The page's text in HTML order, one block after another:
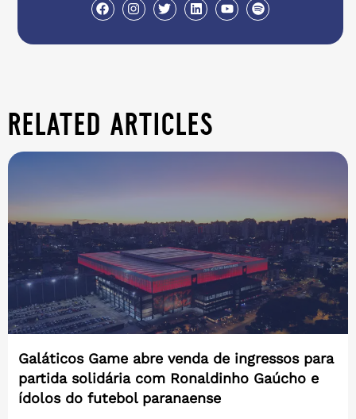
related articles
Galáticos Game abre venda de ingressos para
partida solidária com Ronaldinho Gaúcho e
ídolos do futebol paranaense